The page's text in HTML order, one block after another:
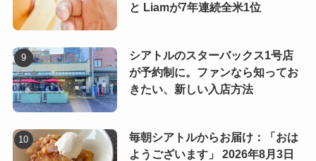
と Liamが7年連続全米1位
シアトルのスターバックス1号店
が予約制に。ファンなら知ってお
きたい、新しい入店方法
毎朝シアトルからお届け：「おは
ようございます」 2026年8月3日